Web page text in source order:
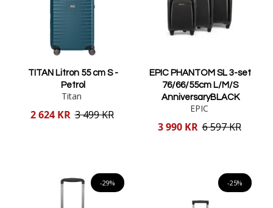
TITAN Litron 55 cm S -
Petrol
Titan
Reducerat
2 624 KR 3 499 KR
EPIC PHANTOM SL 3-set
76/66/55cm L/M/S
AnniversaryBLACK
EPIC
Reducerat
3 990 KR 6 597 KR
-29% -25%